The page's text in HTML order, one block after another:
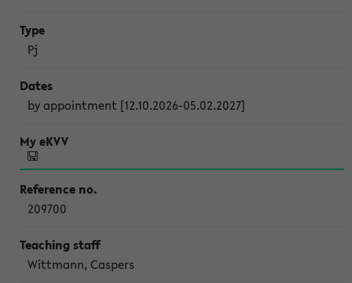
Pj
by appointment [12.10.2026-05.02.2027]
209700
Wittmann, Caspers